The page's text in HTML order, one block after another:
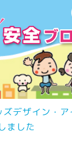
ズデザイン・
ました